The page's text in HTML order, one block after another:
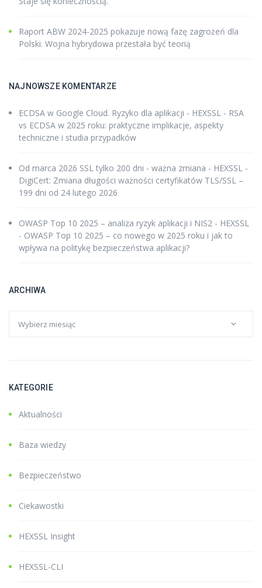
Raport ABW 2024-2025 pokazuje nową fazę zagrożeń dla
Polski. Wojna hybrydowa przestała być teorią
NAJNOWSZE KOMENTARZE
ECDSA w Google Cloud. Ryzyko dla aplikacji - HEXSSL - RSA
vs ECDSA w 2025 roku: praktyczne implikacje, aspekty
techniczne i studia przypadków
Od marca 2026 SSL tylko 200 dni - ważna zmiana - HEXSSL -
DigiCert: Zmiana długości ważności certyfikatów TLS/SSL –
199 dni od 24 lutego 2026
OWASP Top 10 2025 – analiza ryzyk aplikacji i NIS2 - HEXSSL
- OWASP Top 10 2025 – co nowego w 2025 roku i jak to
wpływa na politykę bezpieczeństwa aplikacji?
ARCHIWA
KATEGORIE
Aktualności
Baza wiedzy
Bezpieczeństwo
Ciekawostki
HEXSSL Insight
HEXSSL-CLI